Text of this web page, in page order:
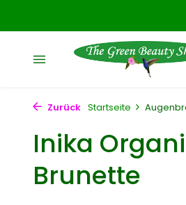
Zurück Startseite
Inika
Brunette